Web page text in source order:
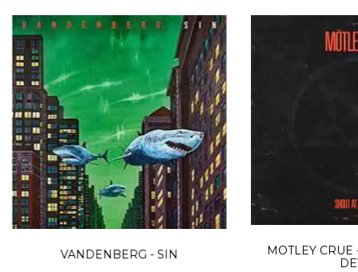
VANDENBERG - SIN
MOTLEY CRUE